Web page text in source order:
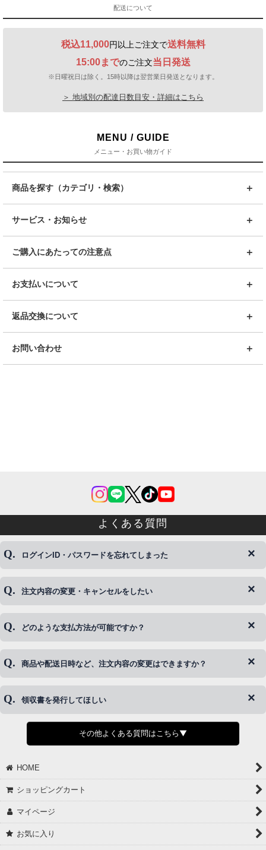
配送について
税込11,000円以上ご注文で送料無料
15:00までのご注文当日発送
※日曜祝日は除く。15時以降は翌営業日発送となります。
＞ 地域別の配達日数目安・詳細はこちら
MENU / GUIDE
メニュー・お買い物ガイド
商品を探す（カテゴリ・検索）
サービス・お知らせ
ご購入にあたっての注意点
お支払いについて
返品交換について
お問い合わせ
よくある質問
ログインID・パスワードを忘れてしまった
◆下記ページより、ログインIDの変更が可能です。
注文内容の変更・キャンセルをしたい
◆即日発送を行なっている関係上、午後以降のご連絡やキャンセル
※発送後、発送準備が完了しお手続きが間に合わない場合は変更、
どのような支払方法が可能ですか？
◆代金引換・クレジットカード・携帯キャリア決済・おねだり決
商品や配送日時など、注文内容の変更はできますか？
◆商品発送前の変更は承っております。
さい。
領収書を発行してほしい
◆領収書はご希望頂いた場合のみ発行しております。
【これからご注文する場合】
願いします。
②宛名（空欄は上様は不可）
③但し書き（空欄やお品代は不可）
【すでにご注文が完了している場合】
その他よくある質問はこちら▼
HOME
ショッピングカート
マイページ
お気に入り